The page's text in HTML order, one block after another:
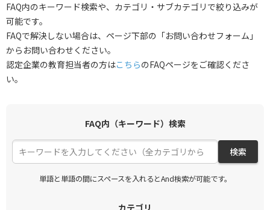
FAQ内のキーワード検索や、カテゴリ・サブカテゴリで絞り込みが
可能です。
FAQで解決しない場合は、ページ下部の「お問い合わせフォーム」
からお問い合わせください。
認定企業の教育担当者の方はこちらのFAQページをご確認くださ
い。
FAQ内（キーワード）検索
検索
単語と単語の間にスペースを入れるとAnd検索が可能です。
カテゴリ